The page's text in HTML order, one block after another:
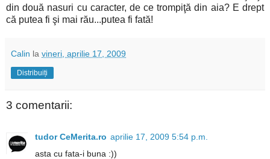
din două nasuri cu caracter, de ce trompiţă din aia? E drept
că putea fi şi mai rău...putea fi fată!
Calin la vineri, aprilie 17, 2009
Distribuiți
3 comentarii:
tudor CeMerita.ro aprilie 17, 2009 5:54 p.m.
asta cu fata-i buna :))